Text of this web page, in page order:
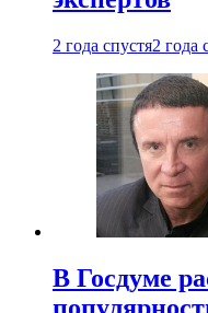
2 года спустя2 года
В Госдуме